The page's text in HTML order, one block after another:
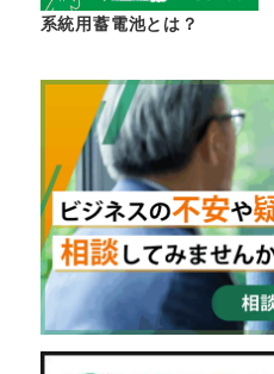
系統用蓄電池とは？